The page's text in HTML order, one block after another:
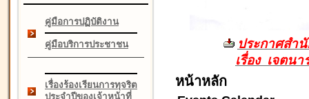
คู่มือการปฏิบัติงาน
คู่มือบริการประชาชน
เรื่องร้องเรียนการทุจริต
ประจำปีของเจ้าหน้าที่
ประกาศสำ
เรื่อง เจตน
หน้าหลัก